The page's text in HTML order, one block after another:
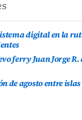
digital en la
ferry Juan Jorge
de agosto entre